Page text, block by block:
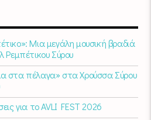
Μια μεγάλη μουσική βραδιά
Ρεμπέτικου Σύρου
στα πέλαγα» στα Χρούσσα Σύρου
για το AVLI FEST 2026